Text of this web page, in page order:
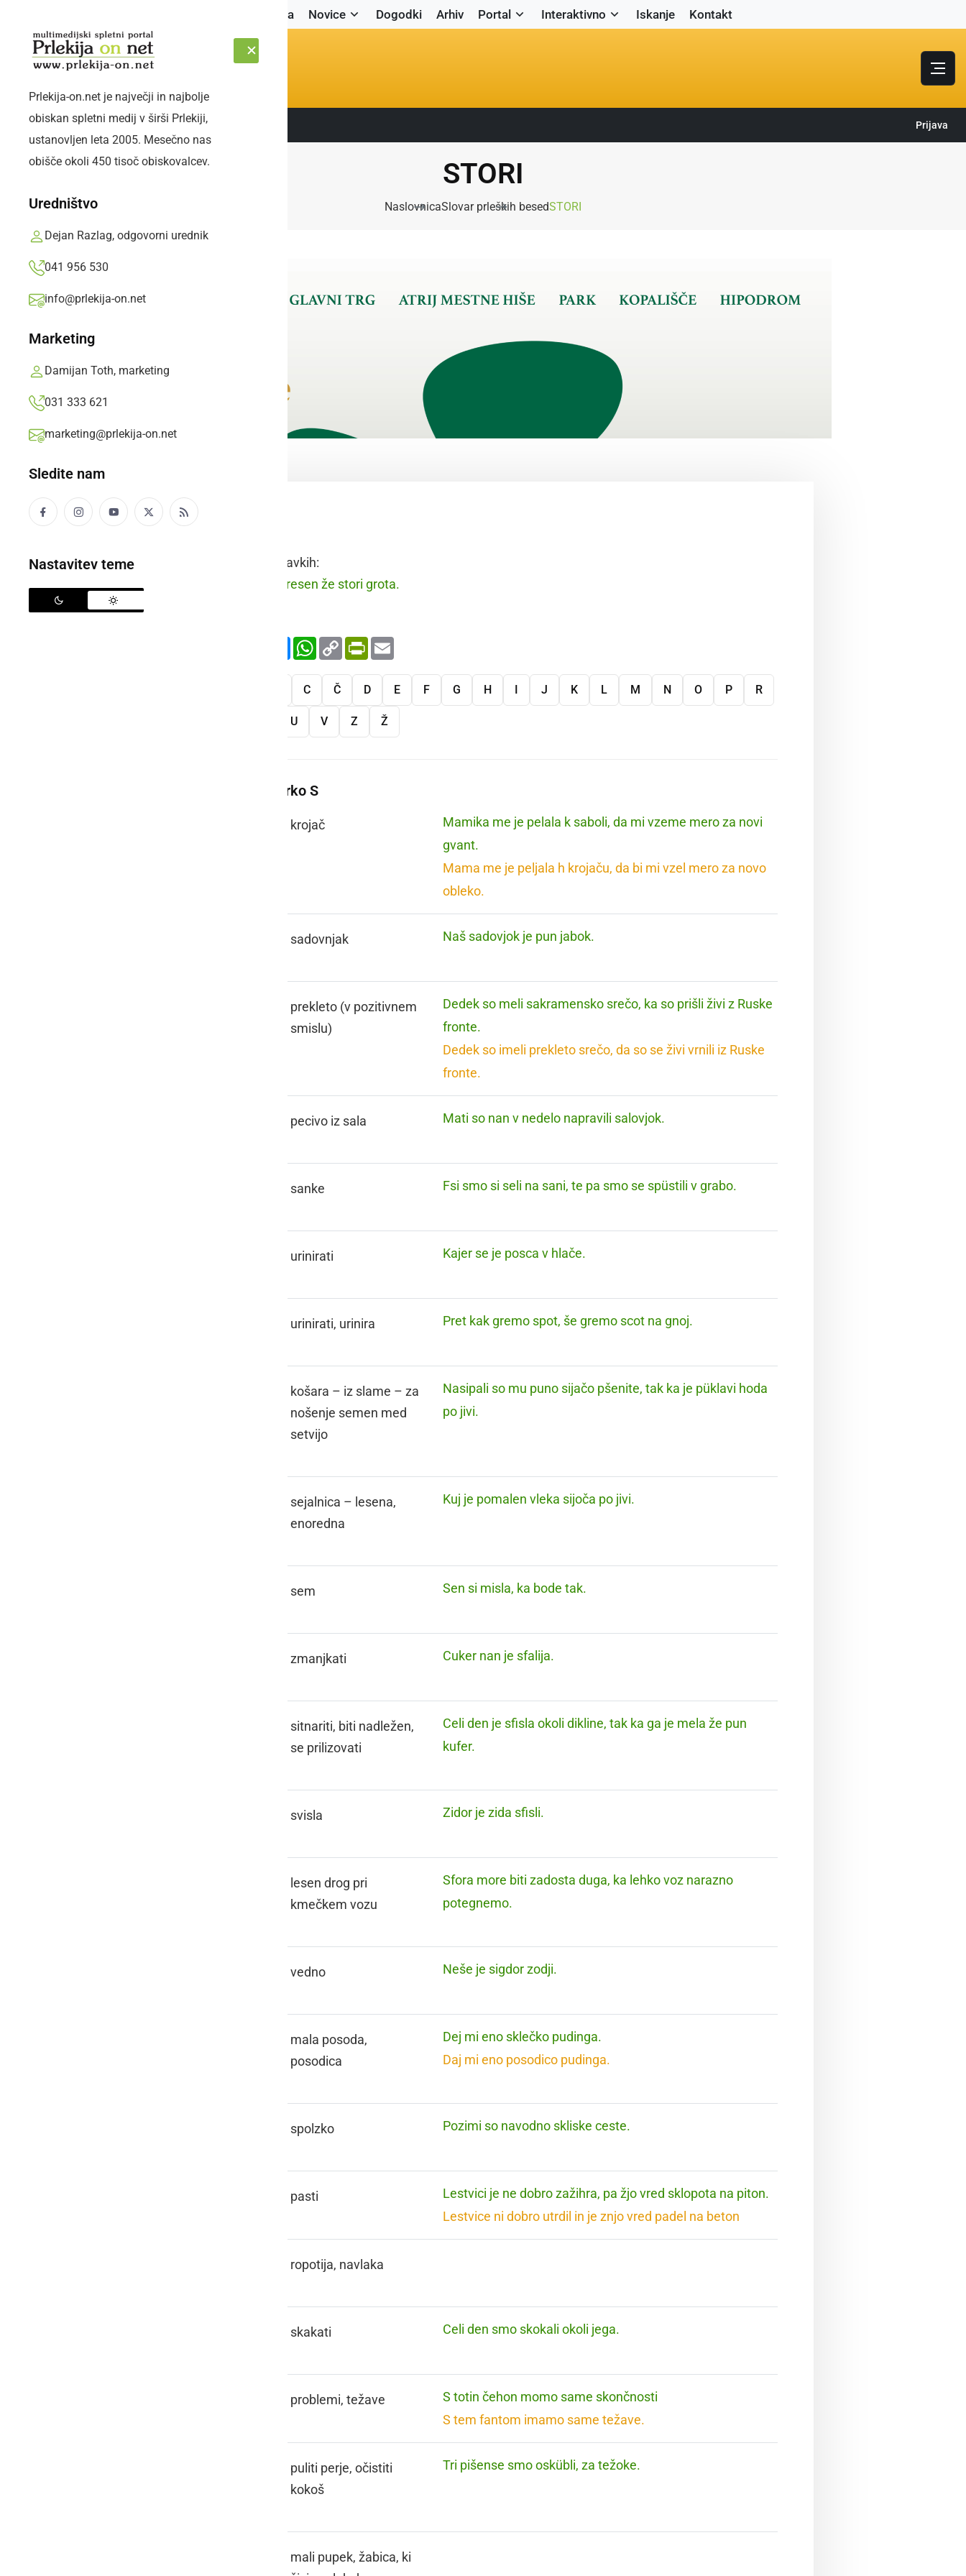
Naslovnica Novice Dogodki Arhiv Portal Interaktivno Iskanje Kontakt
PETEK, 7. AVGUST 2026 Sledite nam: Prijava
Prlekija-on.net je največji in najbolje
obiskan spletni medij v širši Prlekiji,
ustanovljen leta 2005. Mesečno nas
obišče okoli 450 tisoč obiskovalcev.
Uredništvo
Dejan Razlag, odgovorni urednik
041 956 530
info@prlekija-on.net
Marketing
Damijan Toth, marketing
031 333 621
marketing@prlekija-on.net
Sledite nam
Nastavitev teme
STORI
NaslovnicaSlovar prleških besedSTORI
star
Raba besede v stavkih:
Zej pa si resen že stori grota.
FacebookMessenger
WhatsApp
Copy
Link
PrintFriendly
C Č D E F G H I J K L M N O P R
U V Z Ž
Več besed na črko S
krojač
Mamika me je pelala k saboli, da mi vzeme mero za novi
gvant.
Mama me je peljala h krojaču, da bi mi vzel mero za novo
obleko.
sadovnjak Naš sadovjok je pun jabok.
prekleto (v pozitivnem
smislu)
Dedek so meli sakramensko srečo, ka so prišli živi z Ruske
fronte.
Dedek so imeli prekleto srečo, da so se živi vrnili iz Ruske
fronte.
pecivo iz sala Mati so nan v nedelo napravili salovjok.
sanke Fsi smo si seli na sani, te pa smo se spüstili v grabo.
urinirati Kajer se je posca v hlače.
urinirati, urinira Pret kak gremo spot, še gremo scot na gnoj.
košara – iz slame – za
nošenje semen med
setvijo
Nasipali so mu puno sijačo pšenite, tak ka je püklavi hoda
po jivi.
sejalnica – lesena,
enoredna
Kuj je pomalen vleka sijoča po jivi.
sem Sen si misla, ka bode tak.
zmanjkati Cuker nan je sfalija.
sitnariti, biti nadležen,
se prilizovati
Celi den je sfisla okoli dikline, tak ka ga je mela že pun
kufer.
svisla Zidor je zida sfisli.
lesen drog pri
kmečkem vozu
Sfora more biti zadosta duga, ka lehko voz narazno
potegnemo.
vedno Neše je sigdor zodji.
mala posoda,
posodica
Dej mi eno sklečko pudinga.
Daj mi eno posodico pudinga.
spolzko Pozimi so navodno skliske ceste.
pasti
Lestvici je ne dobro zažihra, pa žjo vred sklopota na piton.
Lestvice ni dobro utrdil in je znjo vred padel na beton
ropotija, navlaka
skakati Celi den smo skokali okoli jega.
problemi, težave
S totin čehon momo same skončnosti
S tem fantom imamo same težave.
puliti perje, očistiti
kokoš
Tri pišense smo oskübli, za težoke.
mali pupek, žabica, ki